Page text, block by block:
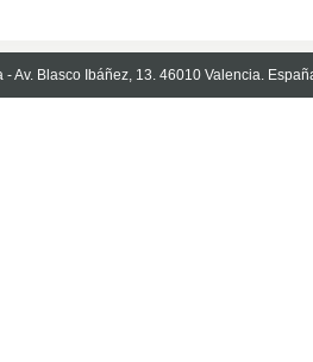
Av. Blasco Ibáñez, 13. 46010 Valencia.